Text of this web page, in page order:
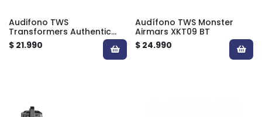
Audifono TWS
Transformers Authentic
TF-T18 BT
$ 21.990
Audífono TWS Monster
Airmars XKT09 BT
$ 24.990